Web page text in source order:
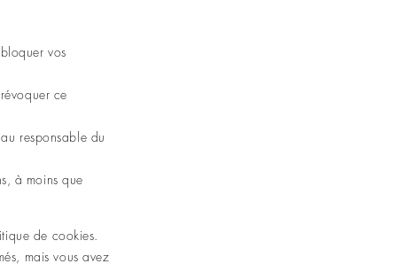
vos
ce
responsable du
à moins que
de cookies.
mais vous avez